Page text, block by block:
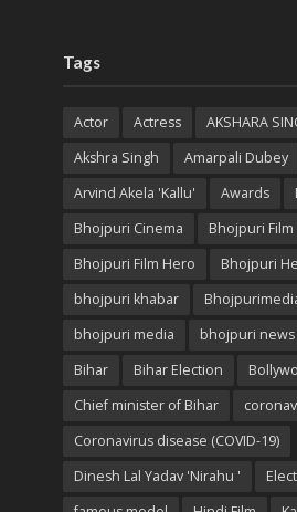
Tags
Actor Actress
AKSHARA
Akshra Singh
Amarpali Dubey
Arvind Akela 'Kallu'
Awards
Bhojpuri Cinema
Bhojpuri Film
Bhojpuri Film Hero
Bhojpuri
bhojpuri khabar
bhojpuri media
bhojpuri news
Bihar
Bihar Election
Chief minister of Bihar
Coronavirus disease (COVID-19)
Dinesh Lal Yadav 'Nirahu '